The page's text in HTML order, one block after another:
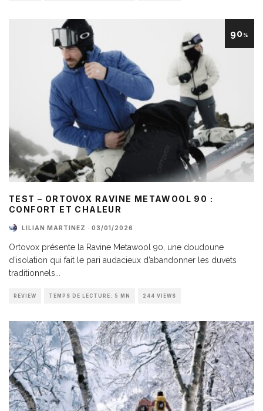
90%
TEST – ORTOVOX RAVINE METAWOOL 90 :
CONFORT ET CHALEUR
LILIAN MARTINEZ · 03/01/2026
Ortovox présente la Ravine Metawool 90, une doudoune
d’isolation qui fait le pari audacieux d’abandonner les duvets
traditionnels...
REVIEW TEMPS DE LECTURE: 5 MN 244 VIEWS